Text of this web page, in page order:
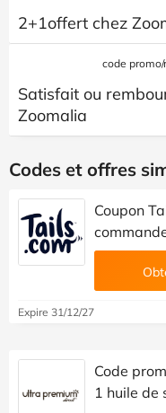
2+1offert chez
code
Satisfait ou
Zoomalia
Codes et offres
Coupon
Expire 31/12/27
Code
1 huile de